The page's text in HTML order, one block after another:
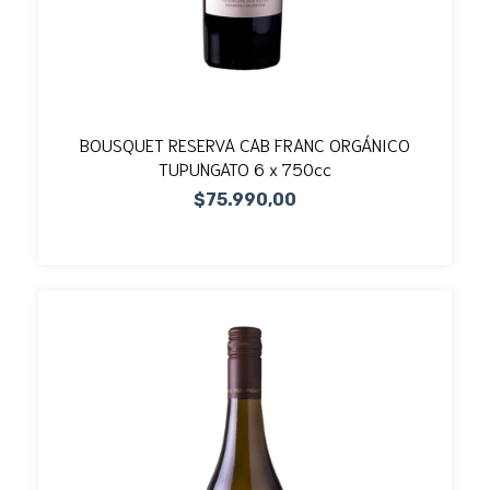
BOUSQUET RESERVA CAB FRANC ORGÁNICO
TUPUNGATO 6 x 750cc
$75.990,00